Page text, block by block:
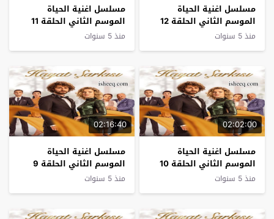
مسلسل اغنية الحياة
الموسم الثاني الحلقة 12
منذ 5 سنوات
مسلسل اغنية الحياة
الموسم الثاني الحلقة 11
منذ 5 سنوات
02:02:00
مسلسل اغنية الحياة
الموسم الثاني الحلقة 10
منذ 5 سنوات
02:16:40
مسلسل اغنية الحياة
الموسم الثاني الحلقة 9
منذ 5 سنوات